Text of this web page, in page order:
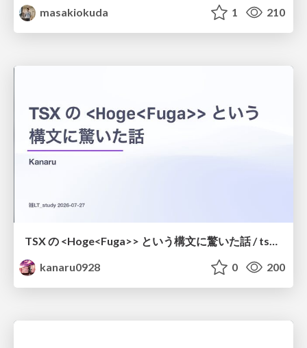
masakiokuda
1 210
TSX の <Hoge<Fuga>> という構文に驚いた話 / tsx-type-argument-syntax
kanaru0928
0 200